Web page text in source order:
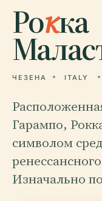
Рокка
ЧЕЗЕНА ITALY
Гарампо,
символом
Изначально